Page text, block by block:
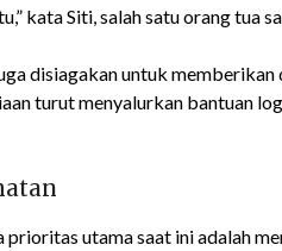
kata Siti, salah satu orang tua
disiagakan untuk
turut menyalurkan bantuan
prioritas utama saat ini adalah